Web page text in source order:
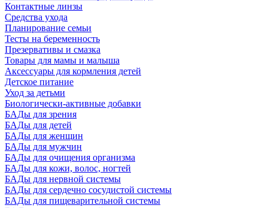
Контактные линзы
Средства ухода
Планирование семьи
Тесты на беременность
Презервативы и смазка
Товары для мамы и малыша
Аксессуары для кормления детей
Детское питание
Уход за детьми
Биологически-активные добавки
БАДы для зрения
БАДы для детей
БАДы для женщин
БАДы для мужчин
БАДы для очищения организма
БАДы для кожи, волос, ногтей
БАДы для нервной системы
БАДы для сердечно сосудистой системы
БАДы для пищеварительной системы